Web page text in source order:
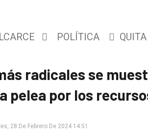
POLÍTICA
radicales se
pelea por los
28 De Febrero De 2024 14:51